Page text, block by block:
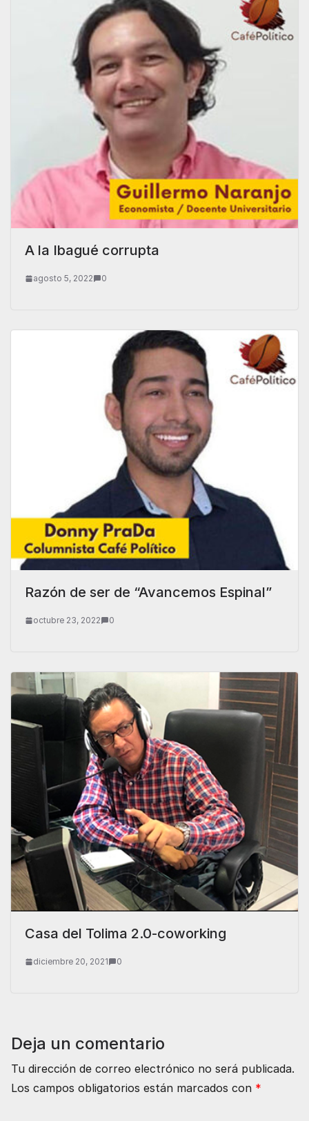
A la Ibagué corrupta
agosto 5, 2022 0
Razón de ser de “Avancemos Espinal”
octubre 23, 2022 0
Casa del Tolima 2.0-coworking
diciembre 20, 2021 0
Deja un comentario
Tu dirección de correo electrónico no será publicada.
Los campos obligatorios están marcados con *